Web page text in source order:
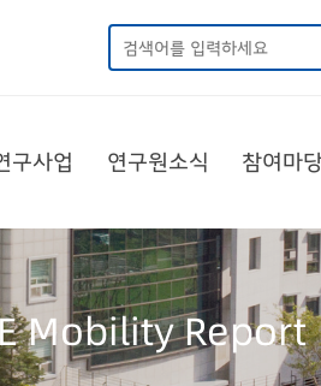
구사업 연구원소식 참여마
Mobility Report